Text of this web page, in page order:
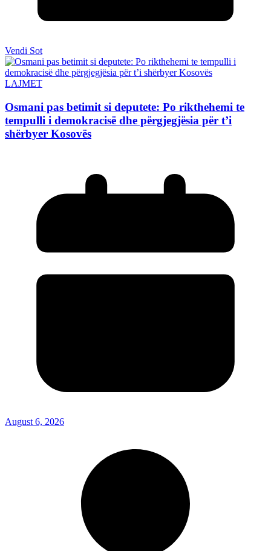
Vendi Sot
LAJMET
Osmani pas betimit si deputete: Po rikthehemi te
tempulli i demokracisë dhe përgjegjësia për t’i
shërbyer Kosovës
August 6, 2026